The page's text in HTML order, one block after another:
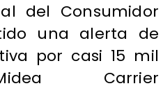
del Consumidor
una alerta de
por casi 15 mil
Carrier